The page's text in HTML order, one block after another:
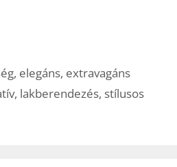
, elegáns, extravagáns
, lakberendezés, stílusos